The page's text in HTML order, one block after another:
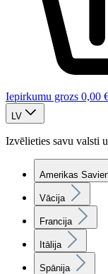
Iepirkumu grozs 0,00
LV
Izvēlieties savu valsti
Amerikas
Vācija
Francija
Itālija
Spānija